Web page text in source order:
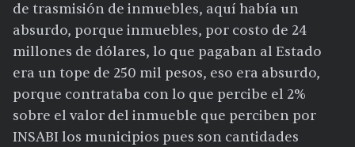
de trasmisión de inmuebles, aquí había un
absurdo, porque inmuebles, por costo de 24
millones de dólares, lo que pagaban al Estado
era un tope de 250 mil pesos, eso era absurdo,
porque contrataba con lo que percibe el 2%
sobre el valor del inmueble que perciben por
INSABI los municipios pues son cantidades